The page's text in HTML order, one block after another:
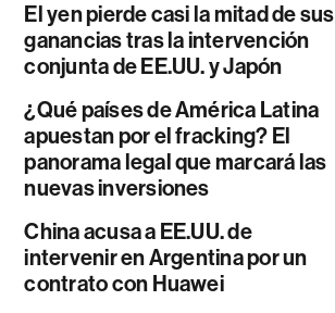
El yen pierde casi la mitad de sus
ganancias tras la intervención
conjunta de EE.UU. y Japón
¿Qué países de América Latina
apuestan por el fracking? El
panorama legal que marcará las
nuevas inversiones
China acusa a EE.UU. de
intervenir en Argentina por un
contrato con Huawei